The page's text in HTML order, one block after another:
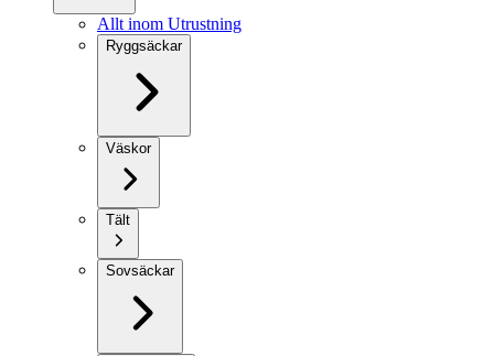
Allt inom Utrustning
Ryggsäckar
Väskor
Tält
Sovsäckar